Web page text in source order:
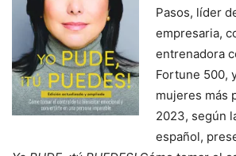
Pasos, líder
empresaria,
entrenadora
Fortune 500,
mujeres más
2023, según
español,